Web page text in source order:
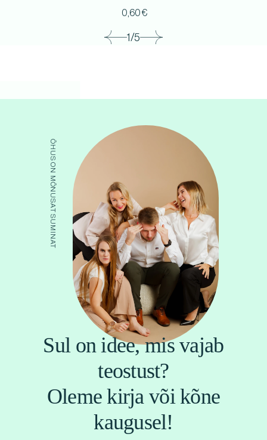
1/5
0,60€
ÕHUS ON MÕNUSAT SUMINAT
Sul on idee, mis vajab
teostust?
Oleme kirja või kõne
kaugusel!